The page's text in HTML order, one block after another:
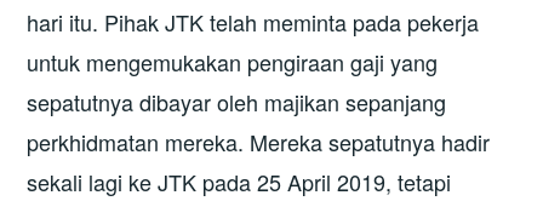
hari itu. Pihak JTK telah meminta pada pekerja
untuk mengemukakan pengiraan gaji yang
sepatutnya dibayar oleh majikan sepanjang
perkhidmatan mereka. Mereka sepatutnya hadir
sekali lagi ke JTK pada 25 April 2019, tetapi